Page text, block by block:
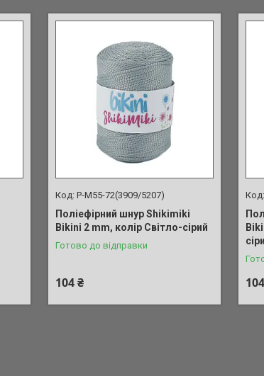
P-M55-72(3909/5207)
Поліефірний шнур Shikimiki
Bikini 2 mm, колір Світло-сірий
Готово до відправки
104 ₴